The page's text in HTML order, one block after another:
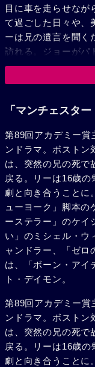
目に車を走らせなが
て過ごした日々や、
ーは兄の遺言を聞く
訪れる。ジョーがパ
ことを知ったリーは
知らなかったこと
がえり、リーは過
かずに孤独に生きる
に新たな一歩を踏み
「マンチェスタ
第89回アカデミー賞
ンドラマ。ボストン
は、突然の兄の死で
戻る。リーは16歳
劇と向き合うことに
ューヨーク」脚本の
ーステラー」のケイ
い」のミシェル・ウ
ャンドラー、「ゼロ
は、「ボーン・アイ
ト・デイモン。
第89回アカデミー賞
ンドラマ。ボストン
は、突然の兄の死で
戻る。リーは16歳
劇と向き合うことに。